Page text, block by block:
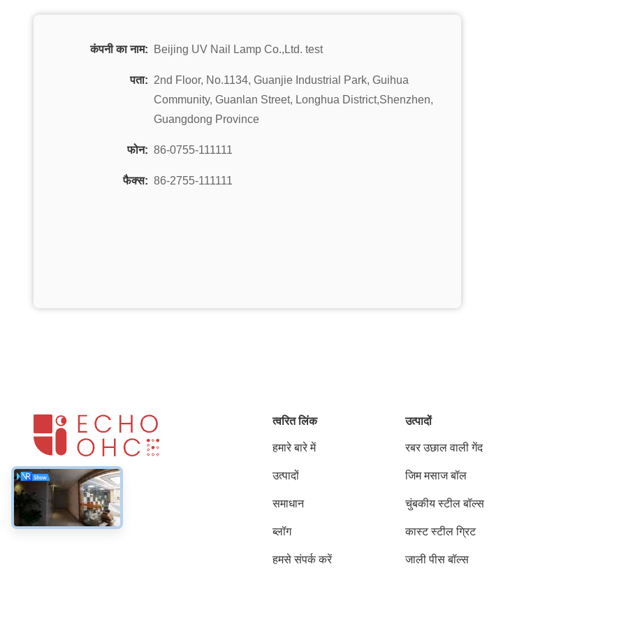
कंपनी का नाम: Beijing UV Nail Lamp Co.,Ltd. test
पता: 2nd Floor, No.1134, Guanjie Industrial Park, Guihua
Community, Guanlan Street, Longhua District,Shenzhen,
Guangdong Province
फोन: 86-0755-111111
फैक्स: 86-2755-111111
त्वरित लिंक
हमारे बारे में
उत्पादों
समाधान
ब्लॉग
हमसे संपर्क करें
उत्पादों
रबर उछाल वाली गेंद
जिम मसाज बॉल
चुंबकीय स्टील बॉल्स
कास्ट स्टील ग्रिट
जाली पीस बॉल्स